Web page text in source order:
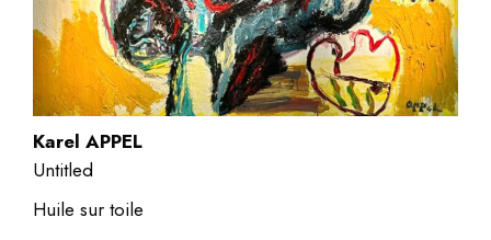
Karel APPEL
Untitled
Huile sur toile